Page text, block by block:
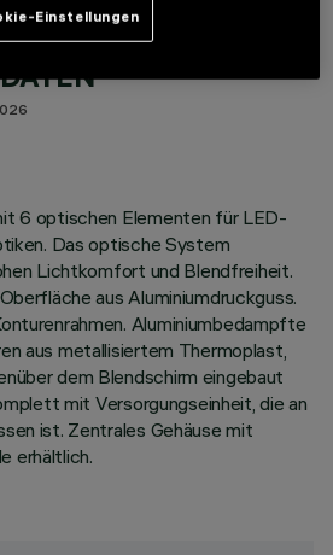
6 optischen Elementen für LED-
Das optische System
Lichtkomfort und Blendfreiheit.
aus Aluminiumdruckguss.
Aluminiumbedampfte
aus metallisiertem Thermoplast,
dem Blendschirm eingebaut
mit Versorgungseinheit, die an
ist. Zentrales Gehäuse mit
erhältlich.
Einstellungen